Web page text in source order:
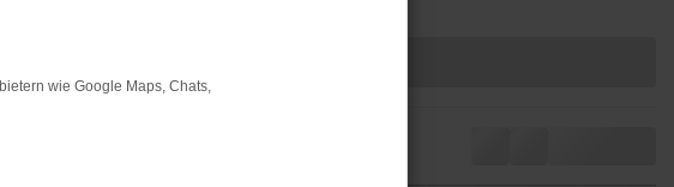
wie Google Maps, Chats,